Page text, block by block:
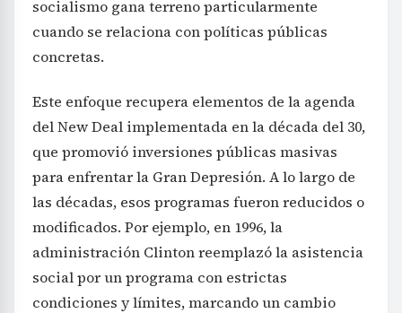
socialismo gana terreno particularmente
cuando se relaciona con políticas públicas
concretas.
Este enfoque recupera elementos de la agenda
del New Deal implementada en la década del 30,
que promovió inversiones públicas masivas
para enfrentar la Gran Depresión. A lo largo de
las décadas, esos programas fueron reducidos o
modificados. Por ejemplo, en 1996, la
administración Clinton reemplazó la asistencia
social por un programa con estrictas
condiciones y límites, marcando un cambio